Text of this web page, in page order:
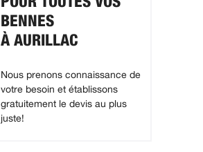
BENNES
À AURILLAC
Nous prenons connaissance de
votre besoin et établissons
gratuitement le devis au plus
juste!